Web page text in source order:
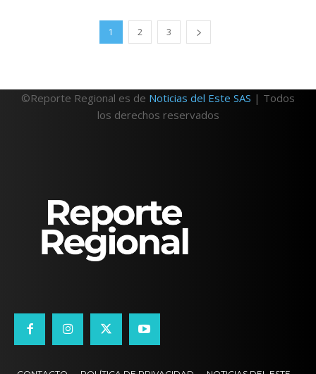
1 2 3
©Reporte Regional es de Noticias del Este SAS | Todos
los derechos reservados